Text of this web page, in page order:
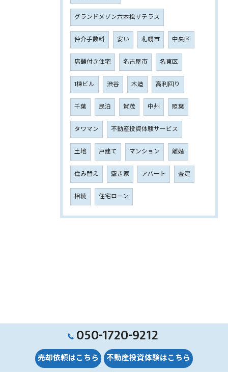
グランドメゾン六本松ザテラス
仲介手数料 安い 札幌市 中央区
店舗付き住宅 名古屋市 名東区
1棟ビル 渋谷 木造 高利回り
千葉 民泊 賀茂 中州 照葉
タワマン 不動産投資体験サービス
土地 戸建て マンション 離婚
住み替え 空き家 アパート 査定
相続 住宅ローン
050-1720-9212
売却依頼はこちら 不動産投資体験はこちら